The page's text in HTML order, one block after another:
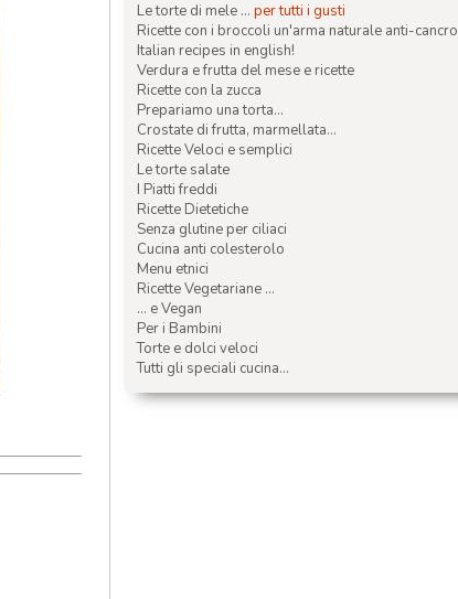
Le torte di mele ... per tutti i gusti
Ricette con i broccoli un'arma naturale anti-cancro
Italian recipes in english!
Verdura e frutta del mese e ricette
Ricette con la zucca
Prepariamo una torta...
Crostate di frutta, marmellata...
Ricette Veloci e semplici
Le torte salate
I Piatti freddi
Ricette Dietetiche
Senza glutine per ciliaci
Cucina anti colesterolo
Menu etnici
Ricette Vegetariane ...
... e Vegan
Per i Bambini
Torte e dolci veloci
Tutti gli speciali cucina...